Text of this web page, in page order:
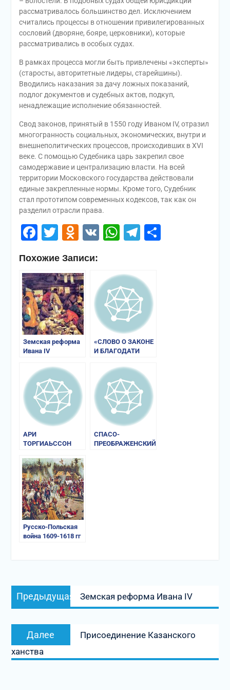
рассматривалось большинство дел. Исключением
считались процессы в отношении привилегированных
сословий (дворяне, бояре, церковники), которые
рассматривались в особых судах.
В рамках процесса могли быть привлечены «эксперты»
(старосты, авторитетные лидеры, старейшины).
Вводились наказания за дачу ложных показаний,
подлог документов и судебных актов, подкуп,
ненадлежащие исполнение обязанностей.
Свод законов, принятый в 1550 году Иваном IV, отразил
многогранность социальных, экономических, внутри и
внешнеполитических процессов, происходивших в XVI
веке. С помощью Судебника царь закрепил свое
самодержавие и централизацию власти. На всей
территории Московского государства действовали
единые закрепленные нормы. Кроме того, Судебник
стал прототипом современных кодексов, так как он
разделил отрасли права.
Facebook
Twitter
Odnoklassniki
VKWhatsApp
Telegram
Похожие Записи:
Земская реформа
Ивана IV
«СЛОВО О ЗАКОНЕ
И БЛАГОДАТИ
ИЛАРИОНА»
АРИ
ТОРГИАЬССОН
ИСЛАНДЦАХ»
СПАСО-
ПРЕОБРАЖЕНСКИЙ
Русско-Польская
война 1609-1618 гг
Навигация
по
Предыдущая
запись:
Земская реформа Ивана IV
Далее
запись:
Присоединение Казанского
ханства